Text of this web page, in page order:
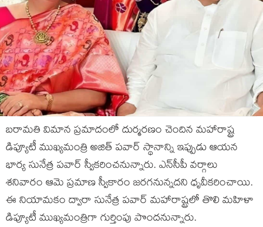
బరామతి విమాన ప్రమాదంలో దుర్మరణం చెందిన మహారాష్ట్ర
డిప్యూటీ ముఖ్యమంత్రి అజిత్ పవార్ స్థానాన్ని ఇప్పుడు ఆయన
భార్య సునేత్ర పవార్ స్వీకరించనున్నారు. ఎన్‌సీపీ వర్గాలు
శనివారం ఆమె ప్రమాణ స్వీకారం జరగనున్నదని ధృవీకరించాయి.
ఈ నియామకం ద్వారా సునేత్ర పవార్ మహారాష్ట్రలో తొలి మహిళా
డిప్యూటీ ముఖ్యమంత్రి‌గా గుర్తింపు పొందనున్నారు.